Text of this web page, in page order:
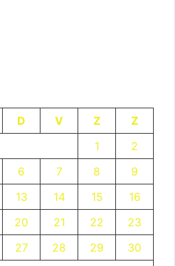
D V Z
Z
1
2
6 7 8
9
13 14 15
16
20 21 22
23
27 28 29 30